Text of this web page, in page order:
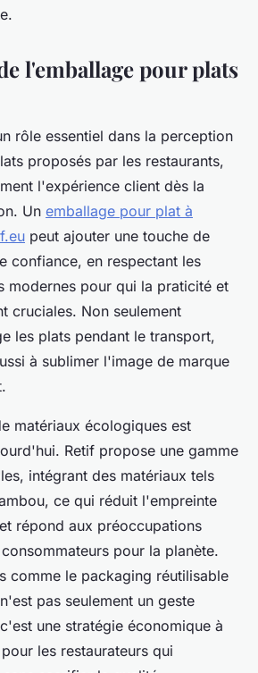
l'emballage pour plats
rôle essentiel dans la perception
proposés par les restaurants,
l'expérience client dès la
Un emballage pour plat à
peut ajouter une touche de
confiance, en respectant les
modernes pour qui la praticité et
cruciales. Non seulement
les plats pendant le transport,
à sublimer l'image de marque
matériaux écologiques est
Retif propose une gamme
intégrant des matériaux tels
ce qui réduit l'empreinte
répond aux préoccupations
pour la planète.
comme le packaging réutilisable
pas seulement un geste
une stratégie économique à
les restaurateurs qui